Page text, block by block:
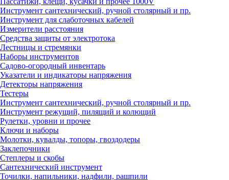
Инструмент сантехнический, ручной столярный и пр.
Инструмент для слаботочных кабелей
Измерители расстояния
Средства защиты от электротока
Лестницы и стремянки
Наборы инструментов
Садово-огородный инвентарь
Указатели и индикаторы напряжения
Детекторы напряжения
Тестеры
Инструмент сантехнический, ручной столярный и пр.
Инструмент режущий, пилящий и колющий
Рулетки, уровни и прочее
Ключи и наборы
Молотки, кувалды, топоры, гвоздодеры
Заклепочники
Степлеры и скобы
Сантехнический инструмент
Точилки, напильники, надфили, рашпили